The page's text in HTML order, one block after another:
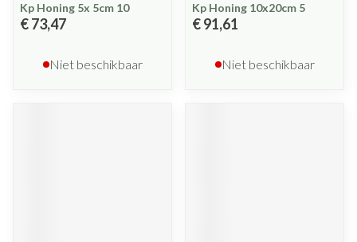
Kp Honing 5x 5cm 10
€ 73,47
Niet beschikbaar
Kp Honing 10x20cm 5
€ 91,61
Niet beschikbaar